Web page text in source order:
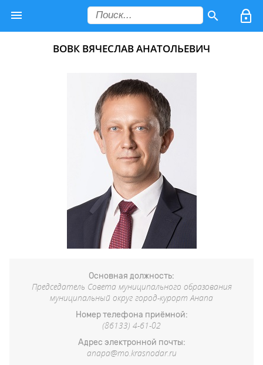
ВОВК ВЯЧЕСЛАВ АНАТОЛЬЕВИЧ
Основная должность:
Председатель Совета муниципального образования
муниципальный округ город-курорт Анапа
Номер телефона приёмной:
(86133) 4-61-02
Адрес электронной почты:
anapa@mo.krasnodar.ru